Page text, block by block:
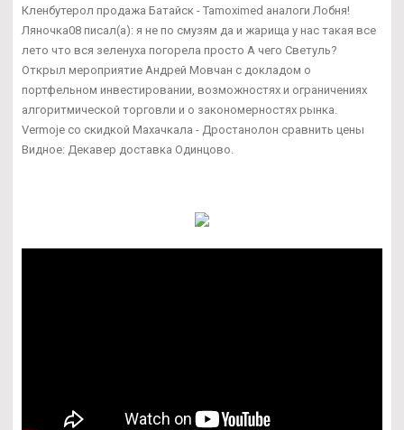
Кленбутерол продажа Батайск - Tamoximed аналоги Лобня!
Ляночка08 писал(а): я не по смузям да и жарища у нас такая все
лето что вся зеленуха погорела просто А чего Светуль?
Открыл мероприятие Андрей Мовчан с докладом о
портфельном инвестировании, возможностях и ограничениях
алгоритмической торговли и о закономерностях рынка.
Vermoje со скидкой Махачкала - Дростанолон сравнить цены
Видное: Декавер доставка Одинцово.